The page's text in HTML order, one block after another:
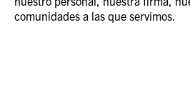
comunidades a las que servimos.